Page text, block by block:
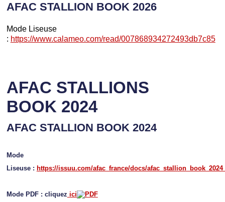
AFAC STALLION BOOK 2026
Mode Liseuse
: https://www.calameo.com/read/007868934272493db7c85
AFAC STALLIONS
BOOK 2024
AFAC STALLION BOOK 2024
Mode
Liseuse : https://issuu.com/afac_france/docs/
Mode PDF : cliquez ici